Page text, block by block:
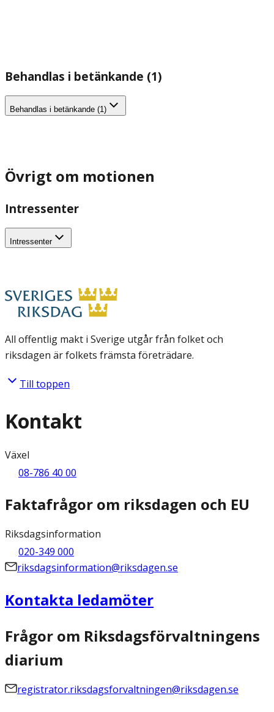
Behandlas i betänkande (1)
Behandlas i betänkande (1)
Övrigt om motionen
Intressenter
Intressenter
All offentlig makt i Sverige utgår från folket och
riksdagen är folkets främsta företrädare.
Till toppen
Kontakt
Växel
08-786 40 00
Faktafrågor om riksdagen och EU
Riksdagsinformation
020-349 000
riksdagsinformation@riksdagen.se
Kontakta ledamöter
Frågor om Riksdagsförvaltningens
diarium
registrator.riksdagsforvaltningen@riksdagen.se